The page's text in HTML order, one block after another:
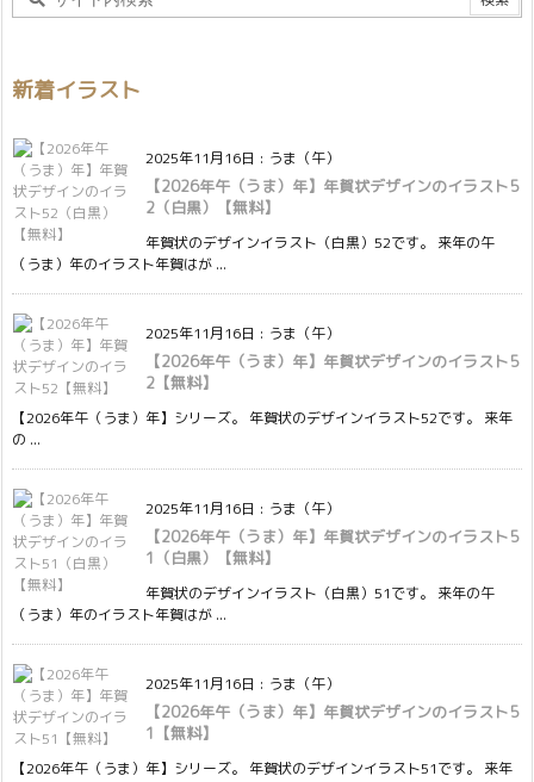
新着イラスト
2025年11月16日 : うま（午）
【2026年午（うま）年】年賀状デザインのイラスト5
2（白黒）【無料】
年賀状のデザインイラスト（白黒）52です。 来年の午
（うま）年のイラスト年賀はが ...
2025年11月16日 : うま（午）
【2026年午（うま）年】年賀状デザインのイラスト5
2【無料】
【2026年午（うま）年】シリーズ。 年賀状のデザインイラスト52です。 来年
の ...
2025年11月16日 : うま（午）
【2026年午（うま）年】年賀状デザインのイラスト5
1（白黒）【無料】
年賀状のデザインイラスト（白黒）51です。 来年の午
（うま）年のイラスト年賀はが ...
2025年11月16日 : うま（午）
【2026年午（うま）年】年賀状デザインのイラスト5
1【無料】
【2026年午（うま）年】シリーズ。 年賀状のデザインイラスト51です。 来年